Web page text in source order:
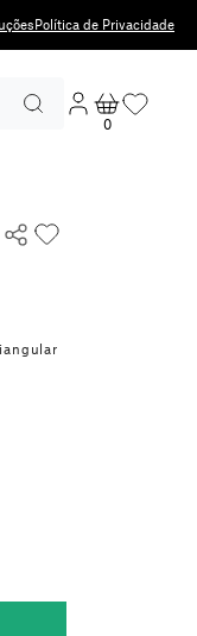
Frete grátis acima
Política de Privacidade
0